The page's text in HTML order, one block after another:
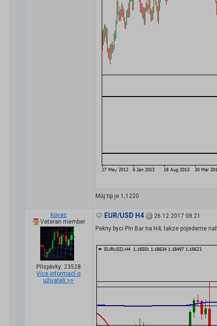
Můj tip je 1,1220
Kovac
Veteran member
Příspěvky: 23528
Více informací o
uživateli >>
EUR/USD H4
26.12.2017 08:21
Pekny byci Pin Bar na H4, takze pojedeme